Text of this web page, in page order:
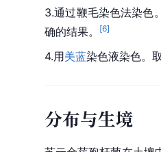
3.通过鞭毛染色法染色
确的结果。
[6]
4.用美蓝染色液染色。
分布与生境